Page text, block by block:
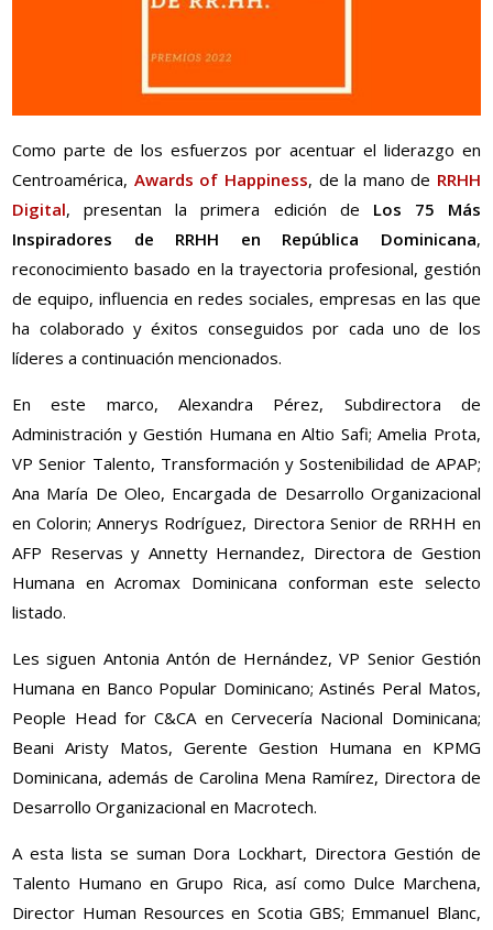
Como parte de los esfuerzos por acentuar el liderazgo en
Centroamérica, Awards of Happiness, de la mano de RRHH
Digital, presentan la primera edición de Los 75 Más
Inspiradores de RRHH en República Dominicana,
reconocimiento basado en la trayectoria profesional, gestión
de equipo, influencia en redes sociales, empresas en las que
ha colaborado y éxitos conseguidos por cada uno de los
líderes a continuación mencionados.
En este marco, Alexandra Pérez, Subdirectora de
Administración y Gestión Humana en Altio Safi; Amelia Prota,
VP Senior Talento, Transformación y Sostenibilidad de APAP;
Ana María De Oleo, Encargada de Desarrollo Organizacional
en Colorin; Annerys Rodríguez, Directora Senior de RRHH en
AFP Reservas y Annetty Hernandez, Directora de Gestion
Humana en Acromax Dominicana conforman este selecto
listado.
Les siguen Antonia Antón de Hernández, VP Senior Gestión
Humana en Banco Popular Dominicano; Astinés Peral Matos,
People Head for C&CA en Cervecería Nacional Dominicana;
Beani Aristy Matos, Gerente Gestion Humana en KPMG
Dominicana, además de Carolina Mena Ramírez, Directora de
Desarrollo Organizacional en Macrotech.
A esta lista se suman Dora Lockhart, Directora Gestión de
Talento Humano en Grupo Rica, así como Dulce Marchena,
Director Human Resources en Scotia GBS; Emmanuel Blanc,